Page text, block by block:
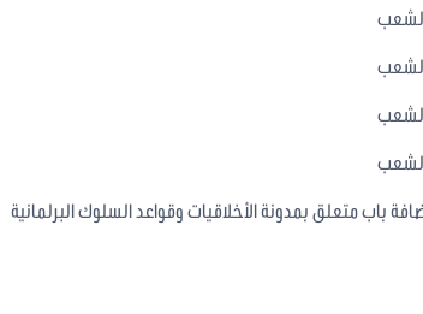
باب متعلق بمدونة الأخلاقيات وقواعد السلوك البرلمانية